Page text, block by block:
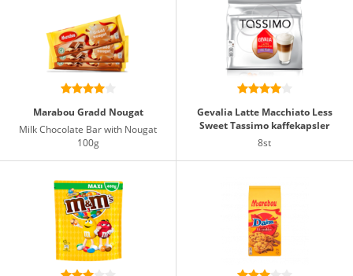
Marabou Gradd Nougat
Milk Chocolate Bar with Nougat
100g
Gevalia Latte Macchiato Less
Sweet Tassimo kaffekapsler
8st